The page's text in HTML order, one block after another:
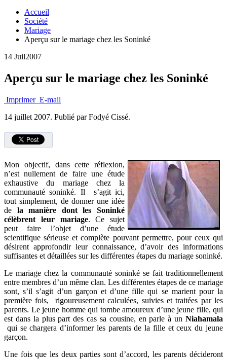
Accueil
Société
Mariage
Aperçu sur le mariage chez les Soninké
14 Juil2007
Aperçu sur le mariage chez les Soninké
Imprimer E-mail
14 juillet 2007. Publié par Fodyé Cissé.
Mon objectif, dans cette réflexion,
n’est nullement de faire une étude
exhaustive du mariage chez la
communauté soninké. Il s’agit ici,
tout simplement, de donner une idée
de la manière dont les Soninké
célèbrent leur mariage. Ce sujet
peut faire l’objet d’une étude
scientifique sérieuse et complète pouvant permettre, pour ceux qui
désirent approfondir leur connaissance, d’avoir des informations
suffisantes et détaillées sur les différentes étapes du mariage soninké.
Le mariage chez la communauté soninké se fait traditionnellement
entre membres d’un même clan. Les différentes étapes de ce mariage
sont, s’il s’agit d’un garçon et d’une fille qui se marient pour la
première fois, rigoureusement calculées, suivies et traitées par les
parents. Le jeune homme qui tombe amoureux d’une jeune fille, qui
est dans la plus part des cas sa cousine, en parle à un Niahamala
qui se chargera d’informer les parents de la fille et ceux du jeune
garçon.
Une fois que les deux parties sont d’accord, les parents décideront